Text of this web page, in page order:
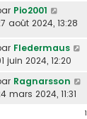
Pio2001
août 2024, 13:28
Fledermaus
juin 2024, 12:20
Ragnarsson
mars 2024, 11:31